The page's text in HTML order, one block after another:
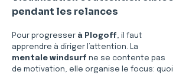
pendant les relances
Pour progresser à Plogoff, il faut
apprendre à diriger l’attention. La
mentale windsurf ne se contente pas
de motivation, elle organise le focus: quoi